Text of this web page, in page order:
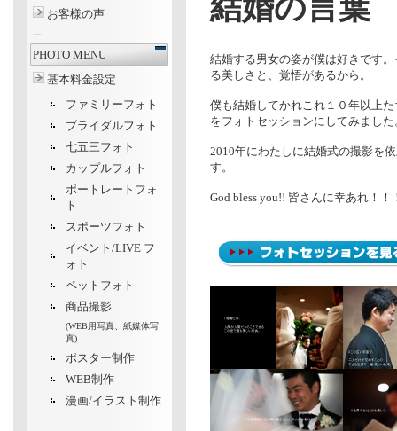
お客様の声
---
PHOTO MENU
基本料金設定
ファミリーフォト
ブライダルフォト
七五三フォト
カップルフォト
ポートレートフォ
ト
スポーツフォト
イベント/LIVE フ
ォト
ペットフォト
商品撮影
(WEB用写真、紙媒体写
真)
ポスター制作
WEB制作
漫画/イラスト制作
結婚の言
結婚する男女の姿が僕は好きです
る美しさと、覚悟があるから。
僕も結婚してかれこれ１０年以上
をフォトセッションにしてみました
2010年にわたしに結婚式の撮影を
す。
God bless you!! 皆さんに幸あれ！！